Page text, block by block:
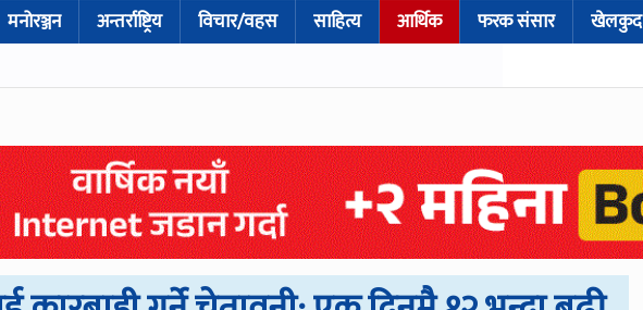
मनोरञ्जन अन्तर्राष्ट्रिय विचार/वहस साहित्य आर्थिक फरक संसार खेलकुद